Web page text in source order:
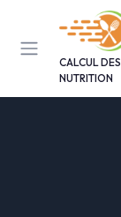
CALCUL
NUTRITION
Panneau de